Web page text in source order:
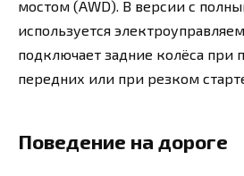
мостом (AWD). В версии с
используется
подключает задние колёса при
передних или при резком
Поведение на дороге